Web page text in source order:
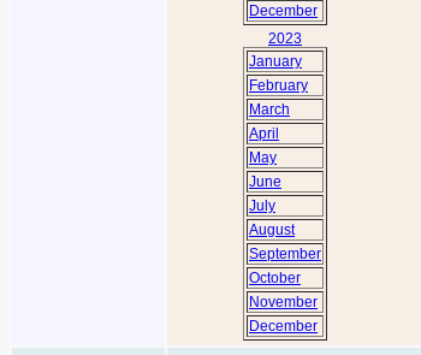
December
2023
January
February
March
April
May
June
July
August
September
October
November
December